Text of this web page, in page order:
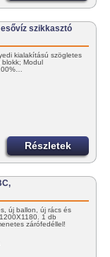
esővíz szikkasztó
kialakítású szögletes
Modul
Részletek
új ballon, új rács és
1 db
zárófedéllel!